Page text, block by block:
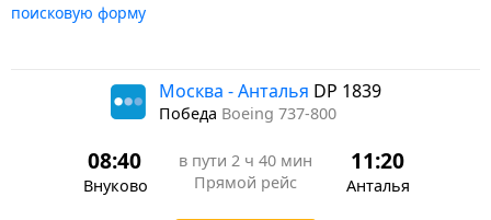
поисковую форму
Москва - Анталья DP 1839
Победа Boeing 737-800
08:40
Внуково
в пути 2 ч 40 мин
Прямой рейс
11:20
Анталья